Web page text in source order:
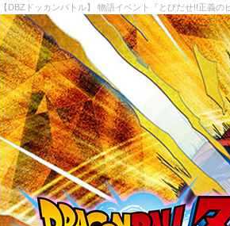
【DBZドッカンバトル】 物語イベント『とびだせ!!正義